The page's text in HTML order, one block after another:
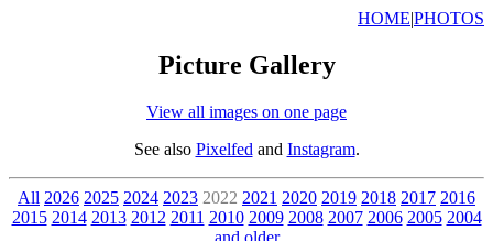
HOME|PHOTOS
Picture Gallery
View all images on one page
See also Pixelfed and Instagram.
All 2026 2025 2024 2023 2022 2021 2020 2019 2018 2017 2016
2015 2014 2013 2012 2011 2010 2009 2008 2007 2006 2005 2004
and older